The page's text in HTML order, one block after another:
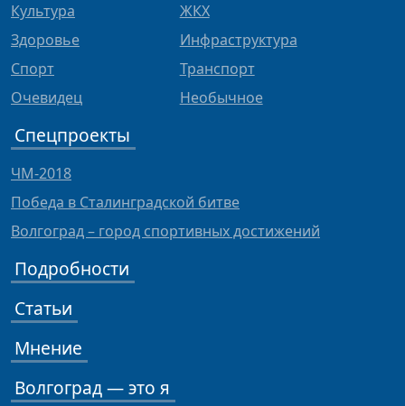
Культура
Здоровье
Спорт
Очевидец
ЖКХ
Инфраструктура
Транспорт
Необычное
Спецпроекты
ЧМ-2018
Победа в Сталинградской битве
Волгоград – город спортивных достижений
Подробности
Статьи
Мнение
Волгоград — это я